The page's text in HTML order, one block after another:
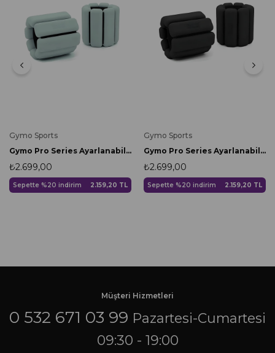
Gymo Sports
Gymo Pro Series Ayarlanabilir Silikon Bilek Ağırlığı 2x1kg Nane Yeşili
₺2.699,00
Sepette %20 indirim 2.159,20 TL
Gymo Sports
Gymo Pro Series Ayarlanabilir Silikon Bilek Ağırlığı 2x1kg Siyah
₺2.699,00
Sepette %20 indirim 2.159,20 TL
Müşteri Hizmetleri
0 532 671 03 99 Pazartesi-Cumartesi
09:30 - 19:00